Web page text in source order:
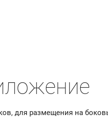
для размещения на